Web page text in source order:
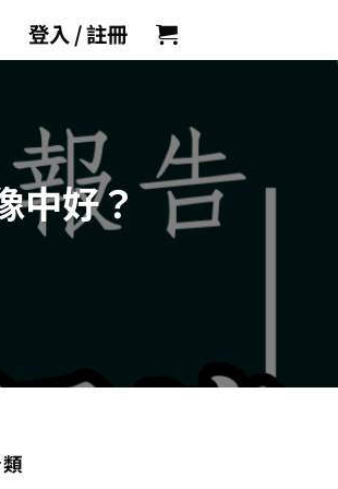
登入 / 註冊
中好？